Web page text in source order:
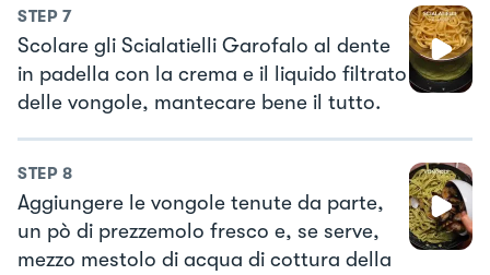
STEP 7
Scolare gli Scialatielli Garofalo al dente
in padella con la crema e il liquido filtrato
delle vongole, mantecare bene il tutto.
STEP 8
Aggiungere le vongole tenute da parte,
un pò di prezzemolo fresco e, se serve,
mezzo mestolo di acqua di cottura della